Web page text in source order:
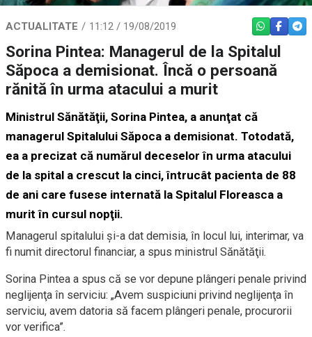
ACTUALITATE 11:12 / 19/08/2019 WHATSAPP
Sorina Pintea: Managerul de la Spitalul
Săpoca a demisionat. Încă o persoană
rănită în urma atacului a murit
Ministrul Sănătăţii, Sorina Pintea, a anunţat că
managerul Spitalului Săpoca a demisionat. Totodată,
ea a precizat că numărul deceselor în urma atacului
de la spital a crescut la cinci, întrucât pacienta de 88
de ani care fusese internată la Spitalul Floreasca a
murit în cursul nopţii.
Managerul spitalului şi-a dat demisia, în locul lui, interimar, va
fi numit directorul financiar, a spus ministrul Sănătăţii.
Sorina Pintea a spus că se vor depune plângeri penale privind
neglijenţa în serviciu: „Avem suspiciuni privind neglijenţa în
serviciu, avem datoria să facem plângeri penale, procurorii
vor verifica”.